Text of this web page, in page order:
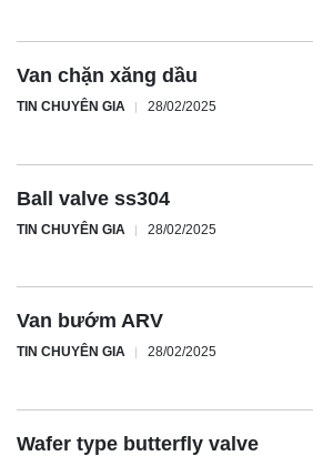
Van chặn xăng dầu
TIN CHUYÊN GIA 28/02/2025
Ball valve ss304
TIN CHUYÊN GIA 28/02/2025
Van bướm ARV
TIN CHUYÊN GIA 28/02/2025
Wafer type butterfly valve